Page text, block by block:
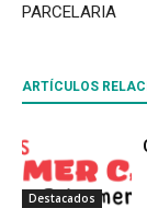
PARCELARIA
ARTÍCULOS
Destacados